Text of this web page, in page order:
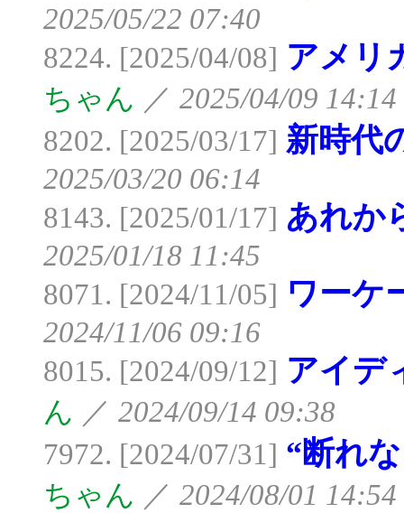
2025/05/22 07:40
8224. [2025/04/08] アメリ
ちゃん ／ 2025/04/09 14:14
8202. [2025/03/17] 新時代
2025/03/20 06:14
8143. [2025/01/17] あれか
2025/01/18 11:45
8071. [2024/11/05] ワーケ
2024/11/06 09:16
8015. [2024/09/12] アイデ
ん ／ 2024/09/14 09:38
7972. [2024/07/31] “断れ
ちゃん ／ 2024/08/01 14:54